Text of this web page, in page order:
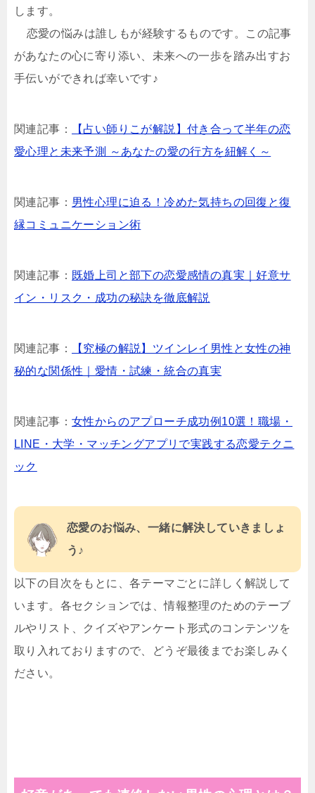
します。
恋愛の悩みは誰しもが経験するものです。この記事
があなたの心に寄り添い、未来への一歩を踏み出すお
手伝いができれば幸いです♪
関連記事：
【占い師りこが解説】付き合って半年の恋
愛心理と未来予測 ～あなたの愛の行方を紐解く～
関連記事： 男性心理に迫る！冷めた気持ちの回復と復
縁コミュニケーション術
関連記事： 既婚上司と部下の恋愛感情の真実｜好意サ
イン・リスク・成功の秘訣を徹底解説
関連記事：
【究極の解説】ツインレイ男性と女性の神
秘的な関係性｜愛情・試練・統合の真実
関連記事： 女性からのアプローチ成功例10選！職場・
LINE・大学・マッチングアプリで実践する恋愛テクニ
ック
恋愛のお悩み、一緒に解決していきましょ
う♪
以下の目次をもとに、各テーマごとに詳しく解説して
います。各セクションでは、情報整理のためのテーブ
ルやリスト、クイズやアンケート形式のコンテンツを
取り入れておりますので、どうぞ最後までお楽しみく
ださい。